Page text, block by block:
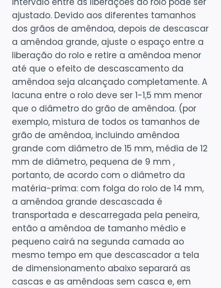
ajustado. Devido aos diferentes tamanhos
dos grãos de amêndoa, depois de descascar
a amêndoa grande, ajuste o espaço entre a
liberação do rolo e retire a amêndoa menor
até que o efeito de descascamento da
amêndoa seja alcançado completamente. A
lacuna entre o rolo deve ser 1-1,5 mm menor
que o diâmetro do grão de amêndoa. (por
exemplo, mistura de todos os tamanhos de
grão de amêndoa, incluindo amêndoa
grande com diâmetro de 15 mm, média de 12
mm de diâmetro, pequena de 9 mm ,
portanto, de acordo com o diâmetro da
matéria-prima: com folga do rolo de 14 mm,
a amêndoa grande descascada é
transportada e descarregada pela peneira,
então a amêndoa de tamanho médio e
pequeno cairá na segunda camada ao
mesmo tempo em que descascador a tela
de dimensionamento abaixo separará as
cascas e as amêndoas sem casca e, em